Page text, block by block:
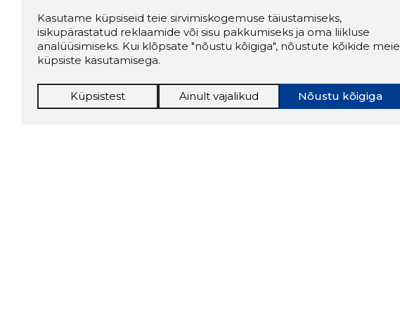
Kasutame küpsiseid teie sirvimiskogemuse täiustamiseks,
isikupärastatud reklaamide või sisu pakkumiseks ja oma liikluse
analüüsimiseks. Kui klõpsate "nõustu kõigiga", nõustute kõikide meie
küpsiste kasutamisega.
Nõustu kõigiga
Küpsistest Ainult vajalikud